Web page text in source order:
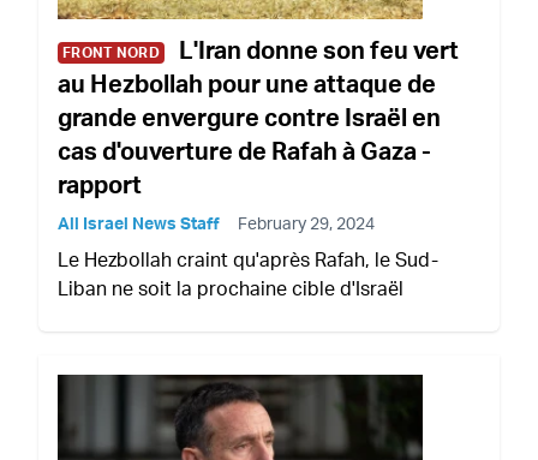
FRONT NORD
L'Iran donne son feu vert
au Hezbollah pour une attaque de
grande envergure contre Israël en
cas d'ouverture de Rafah à Gaza -
rapport
All Israel News Staff February 29, 2024
Le Hezbollah craint qu'après Rafah, le Sud-
Liban ne soit la prochaine cible d'Israël